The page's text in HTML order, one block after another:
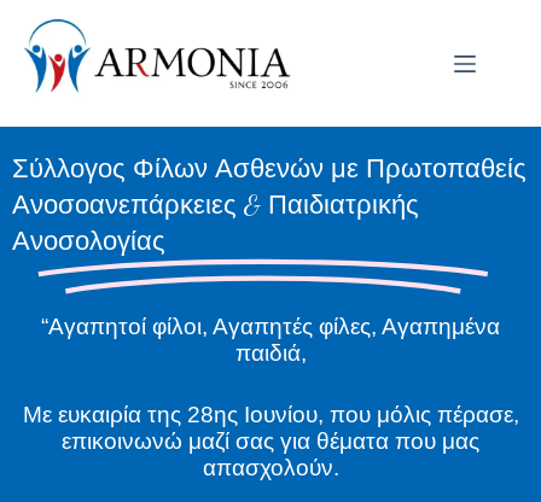
Σύλλογος Φίλων Ασθενών με Πρωτοπαθείς
Ανοσοανεπάρκειες & Παιδιατρικής
Ανοσολογίας
“Αγαπητοί φίλοι, Αγαπητές φίλες, Αγαπημένα
παιδιά,
Με ευκαιρία της 28ης Ιουνίου, που μόλις πέρασε,
επικοινωνώ μαζί σας για θέματα που μας
απασχολούν.